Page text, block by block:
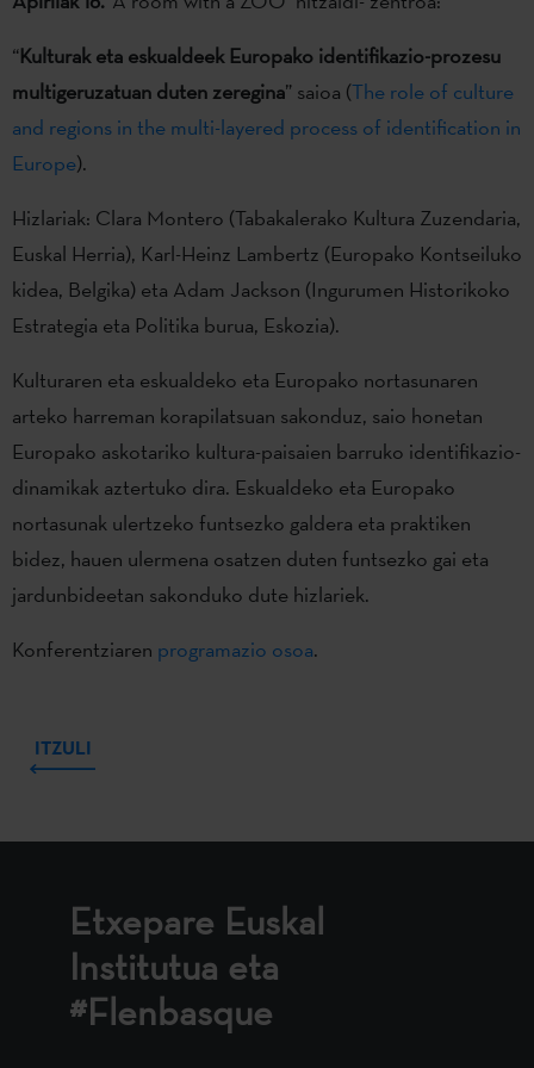
“Kulturak eta eskualdeek Europako identifikazio-prozesu
multigeruzatuan duten zeregina” saioa (The role of culture
and regions in the multi-layered process of identification in
Europe).
Hizlariak: Clara Montero (Tabakalerako Kultura Zuzendaria,
Euskal Herria), Karl-Heinz Lambertz (Europako Kontseiluko
kidea, Belgika) eta Adam Jackson (Ingurumen Historikoko
Estrategia eta Politika burua, Eskozia).
Kulturaren eta eskualdeko eta Europako nortasunaren
arteko harreman korapilatsuan sakonduz, saio honetan
Europako askotariko kultura-paisaien barruko identifikazio-
dinamikak aztertuko dira. Eskualdeko eta Europako
nortasunak ulertzeko funtsezko galdera eta praktiken
bidez, hauen ulermena osatzen duten funtsezko gai eta
jardunbideetan sakonduko dute hizlariek.
Konferentziaren programazio osoa.
ITZULI
Etxepare Euskal
Institutua eta
#Flenbasque